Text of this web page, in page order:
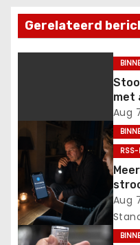
n
a
g
a
t
i
Gerelateerd
met
Aug
RSS-
en
Aug